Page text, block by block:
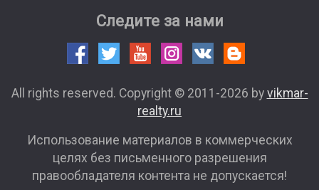
Следите за нами
All rights reserved. Copyright © 2011-2026 by vikmar-
realty.ru
Использование материалов в коммерческих
целях без письменного разрешения
правообладателя контента не допускается!